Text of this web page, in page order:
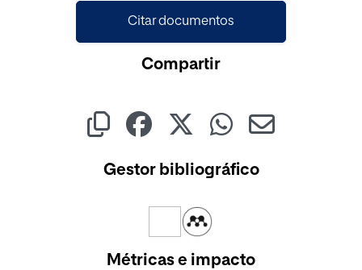
Citar documentos
Compartir
Gestor bibliográfico
Métricas e impacto